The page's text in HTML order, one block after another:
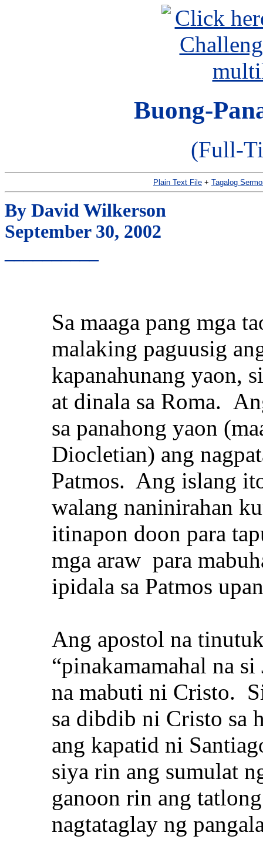
Buong-
(Full-
Plain Text File + Tagalog
By David Wilkerson
September 30, 2002
Sa maaga pang mga
malaking paguusig
kapanahunang yaon,
at dinala sa Roma.
sa panahong yaon
Diocletian) ang
Patmos. Ang islang
walang naninirahan
itinapon doon para
mga araw para
ipidala sa Patmos
Ang apostol na
“pinakamamahal na
na mabuti ni Cristo.
sa dibdib ni Cristo sa
ang kapatid ni
siya rin ang sumulat
ganoon rin ang
nagtataglay ng